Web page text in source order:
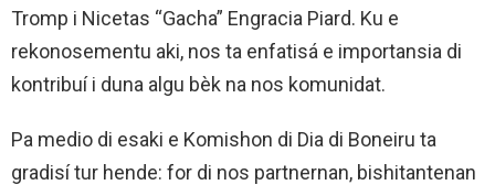
Tromp i Nicetas “Gacha” Engracia Piard. Ku e
rekonosementu aki, nos ta enfatisá e importansia di
kontribuí i duna algu bèk na nos komunidat.
Pa medio di esaki e Komishon di Dia di Boneiru ta
gradisí tur hende: for di nos partnernan, bishitantenan